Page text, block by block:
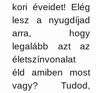
kori éveidet! Elég
lesz a nyugdíjad
arra, hogy
legalább azt az
életszínvonalat
éld amiben most
vagy? Tudod,